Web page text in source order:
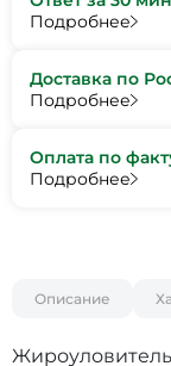
Подробнее
Доставка по
Подробнее
Оплата по
Подробнее
Описание